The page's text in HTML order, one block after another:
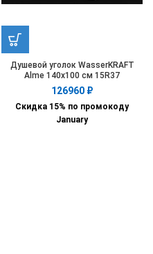
Душевой уголок WasserKRAFT
Alme 140х100 см 15R37
126960 ₽
Скидка 15% по промокоду
January